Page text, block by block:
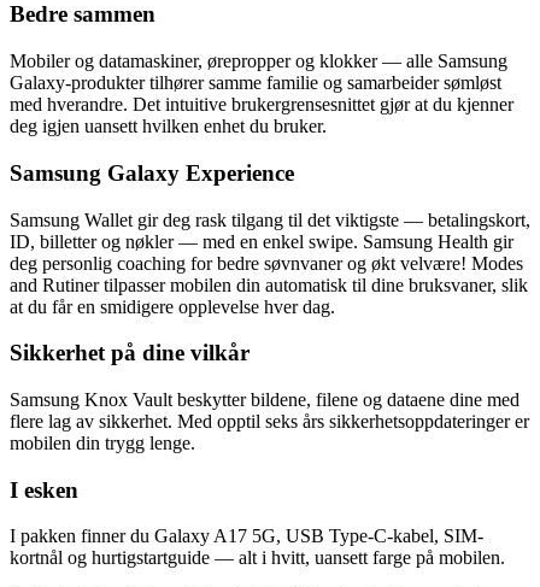
Bedre sammen
Mobiler og datamaskiner, ørepropper og klokker — alle Samsung
Galaxy-produkter tilhører samme familie og samarbeider sømløst
med hverandre. Det intuitive brukergrensesnittet gjør at du kjenner
deg igjen uansett hvilken enhet du bruker.
Samsung Galaxy Experience
Samsung Wallet gir deg rask tilgang til det viktigste — betalingskort,
ID, billetter og nøkler — med en enkel swipe. Samsung Health gir
deg personlig coaching for bedre søvnvaner og økt velvære! Modes
and Rutiner tilpasser mobilen din automatisk til dine bruksvaner, slik
at du får en smidigere opplevelse hver dag.
Sikkerhet på dine vilkår
Samsung Knox Vault beskytter bildene, filene og dataene dine med
flere lag av sikkerhet. Med opptil seks års sikkerhetsoppdateringer er
mobilen din trygg lenge.
I esken
I pakken finner du Galaxy A17 5G, USB Type-C-kabel, SIM-
kortnål og hurtigstartguide — alt i hvitt, uansett farge på mobilen.